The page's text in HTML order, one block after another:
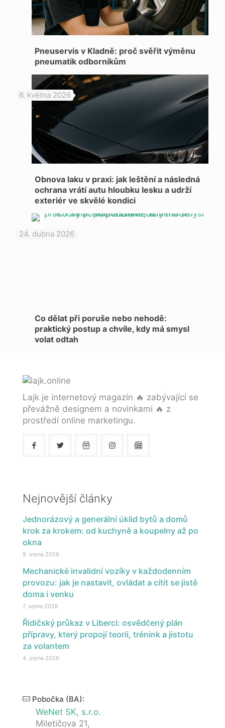
Pneuservis v Kladně: proč svěřit výměnu
pneumatik odborníkům
6. května 2026
Obnova laku v praxi: jak leštění a následná
ochrana vrátí autu hloubku lesku a udrží
exteriér ve skvělé kondici
24. dubna 2026
Co dělat při poruše nebo nehodě:
praktický postup a chvíle, kdy má smysl
volat odtah
Lajk je internetový magazín 🔥 zabývající se
převážně designem a novinkami 🔥 z
prostředí online marketingu.
Nejnovější články
Jednorázový a generální úklid bytů a domů
krok za krokem: od kuchyně a koupelny až po
okna
9. srpna 2026
Mechanické invalidní vozíky v každodenním
provozu: jak je nastavit, ovládat a cítit se jistě
doma i venku
7. srpna 2026
Řidičský průkaz v Liberci: osvědčený plán
přípravy, který propojí teorii, trénink a jistotu
za volantem
4. srpna 2026
Pobočka (BA):
WeNet SK, s.r.o.
Miletičova 21,